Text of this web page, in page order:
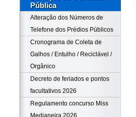
Pública
Alteração dos Números de
Telefone dos Prédios Públicos
Cronograma de Coleta de
Galhos / Entulho / Reciclável /
Orgânico
Decreto de feriados e pontos
facultativos 2026
Regulamento concurso Miss
Medianeira 2026